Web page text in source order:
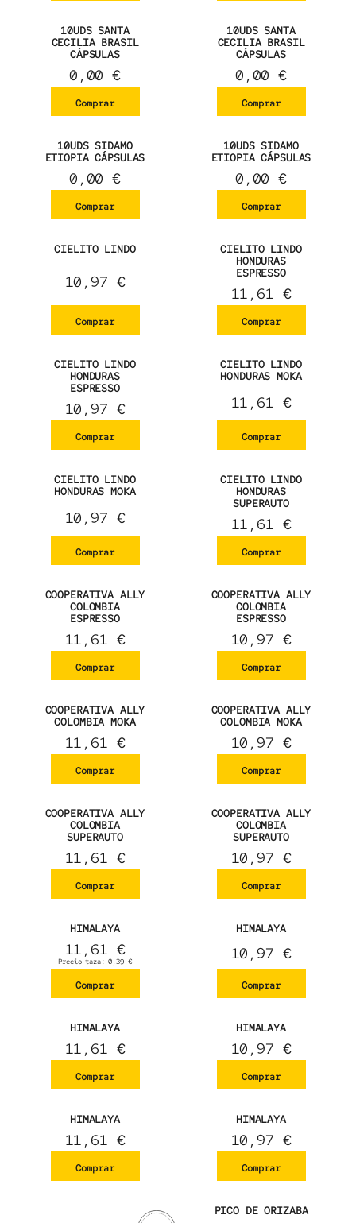
10UDS SANTA
CECILIA BRASIL
CÁPSULAS
0,00€
Comprar
10UDS SANTA
CECILIA BRASIL
CÁPSULAS
0,00€
Comprar
10UDS SIDAMO
ETIOPIA CÁPSULAS
0,00€
Comprar
10UDS SIDAMO
ETIOPIA CÁPSULAS
0,00€
Comprar
CIELITO LINDO
10,97 €
Comprar
CIELITO LINDO
HONDURAS
ESPRESSO
11,61 €
Comprar
CIELITO LINDO
HONDURAS
ESPRESSO
10,97 €
Comprar
CIELITO LINDO
HONDURAS MOKA
11,61 €
Comprar
CIELITO LINDO
HONDURAS MOKA
10,97 €
Comprar
CIELITO LINDO
HONDURAS
SUPERAUTO
11,61 €
Comprar
COOPERATIVA ALLY
COLOMBIA
ESPRESSO
11,61 €
Comprar
COOPERATIVA ALLY
COLOMBIA
ESPRESSO
10,97 €
Comprar
COOPERATIVA ALLY
COLOMBIA MOKA
11,61 €
Comprar
COOPERATIVA ALLY
COLOMBIA MOKA
10,97 €
Comprar
COOPERATIVA ALLY
COLOMBIA
SUPERAUTO
11,61 €
Comprar
COOPERATIVA ALLY
COLOMBIA
SUPERAUTO
10,97 €
Comprar
HIMALAYA
11,61 €
Precio taza:0,39 €
Comprar
HIMALAYA
10,97 €
Comprar
HIMALAYA
11,61 €
Comprar
HIMALAYA
10,97 €
Comprar
HIMALAYA
11,61 €
Comprar
HIMALAYA
10,97 €
Comprar
PICO DE ORIZABA